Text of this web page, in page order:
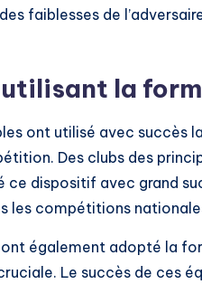
faiblesses de
utilisant la
ont utilisé avec
Des clubs des
ce dispositif avec grand
les compétitions
ont également adopté la
Le succès de ces